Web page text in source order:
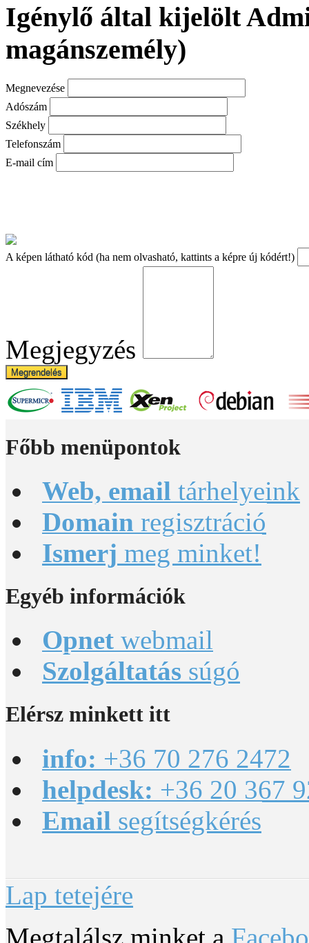
Igénylő által kijelölt
magánszemély)
Megnevezése
Adószám
Székhely
Telefonszám
E-mail cím
A képen látható kód (ha nem olvasható, kattints a képre új kódért!)
Megjegyzés
Megrendelés
Főbb menüpontok
Web, email tárhelyeink
Domain regisztráció
Ismerj meg minket!
Egyéb információk
Opnet webmail
Szolgáltatás súgó
Elérsz minkett itt
info: +36 70 276 2472
helpdesk: +36 20 367
Email segítségkérés
Lap tetejére
Megtalálsz minket a